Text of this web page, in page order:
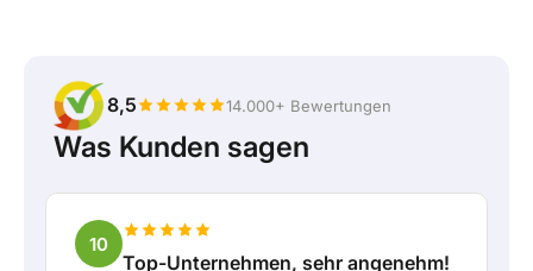
8,5 14.000+ Bewertungen
Was Kunden sagen
10
Top-Unternehmen, sehr angenehm!